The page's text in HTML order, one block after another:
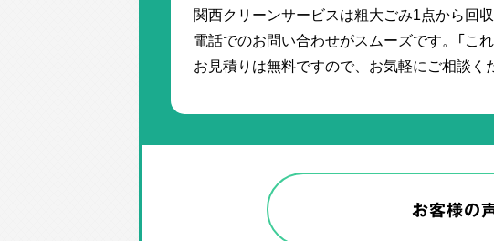
関西クリーンサービスは粗大ごみ1点から回
電話でのお問い合わせがスムーズです。「こ
お見積りは無料ですので、お気軽にご相談く
お客様の